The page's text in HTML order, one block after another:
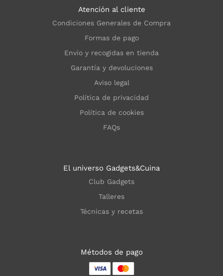
Atención al cliente
Condiciones Generales de Compra
Formas de pago
Envío y recogidas en tienda
Garantía y devoluciones
Aviso legal
Política de privacidad
Política de cookies
FAQs
El universo Gadgets&Cuina
Club Gadgets
Talleres
Técnicas y recetas
Métodos de pago